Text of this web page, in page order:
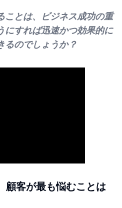
ことは、ビジネス成功の重
にすれば迅速かつ効果的に
るのでしょうか？
顧客が最も悩むことは